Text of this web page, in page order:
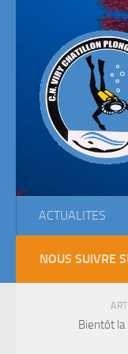
ACTUALITES
NOUS SUIVRE
Bientôt